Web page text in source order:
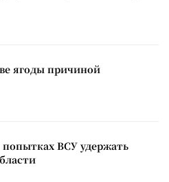
ягоды причиной
попытках ВСУ удержать